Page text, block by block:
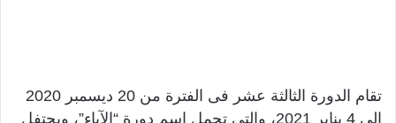
تقام الدورة الثالثة عشر فى الفترة من 20 ديسمبر 2020
إلى 4 يناير 2021، والتى تحمل اسم دورة “الآباء”، ويحتفل